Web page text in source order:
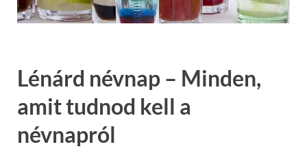
Lénárd névnap – Minden,
amit tudnod kell a
névnapról